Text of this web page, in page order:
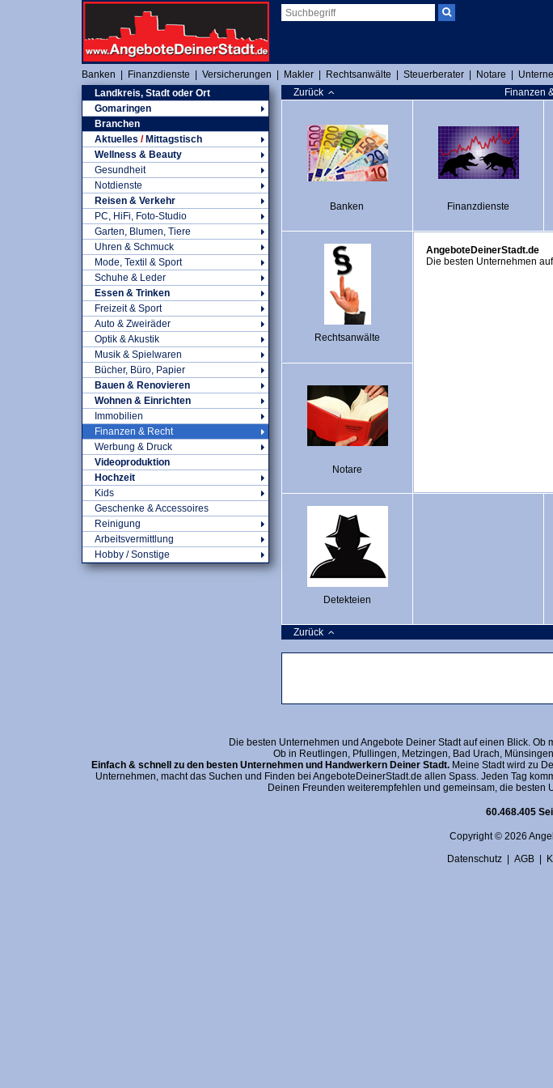
Banken Finanzdienste Versicherungen Makler Rechtsanwälte Steuerberater Notare
Landkreis, Stadt oder Ort
Gomaringen
Branchen
Aktuelles /Mittagstisch
Wellness & Beauty
Gesundheit
Notdienste
Reisen & Verkehr
PC, HiFi, Foto-Studio
Garten, Blumen, Tiere
Uhren & Schmuck
Mode, Textil & Sport
Schuhe & Leder
Essen & Trinken
Freizeit & Sport
Auto & Zweiräder
Optik & Akustik
Musik & Spielwaren
Bücher, Büro, Papier
Bauen & Renovieren
Wohnen & Einrichten
Immobilien
Finanzen & Recht
Werbung & Druck
Videoproduktion
Hochzeit
Kids
Geschenke & Accessoires
Reinigung
Arbeitsvermittlung
Hobby / Sonstige
Zurück Finanzen
Banken Finanzdienste
Rechtsanwälte
AngeboteDeinerStadt.de
Die besten Unternehmen
Notare
Detekteien
Zurück
Die besten Unternehmen und Angebote Deiner Stadt auf einen Blick.
Ob in Reutlingen, Pfullingen, Metzingen, Bad Urach,
Einfach & schnell zu den besten Unternehmen und Handwerkern Deiner Stadt.Meine Stadt wird zu
Unternehmen, macht das Suchen und Finden bei AngeboteDeinerStadt.de allen Spass. Jeden Tag
Deinen Freunden weiterempfehlen und gemeinsam, die
60.468.405
Copyright © 2026
Datenschutz| AGB|